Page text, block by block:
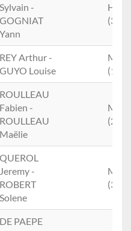
Sylvain -
GOGNIAT
Yann
(3.)
REY Arthur -
GUYO Louise
(1.)
ROULLEAU
Fabien -
ROULLEAU
Maëlie
(2.)
QUEROL
Jeremy -
ROBERT
Solene
(3.)
DE PAEPE